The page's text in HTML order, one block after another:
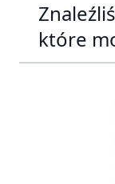
które